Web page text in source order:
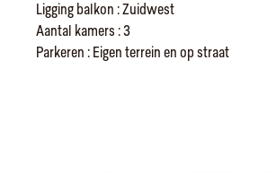
Ligging balkon : Zuidwest
Aantal kamers : 3
Parkeren : Eigen terrein en op straat